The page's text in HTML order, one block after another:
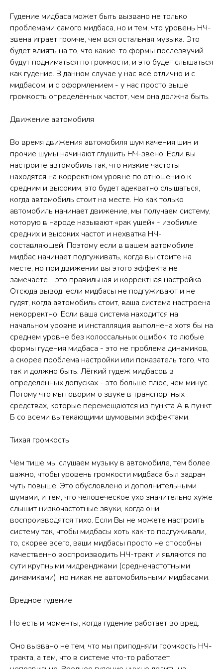
Гудение мидбаса может быть вызвано не только
проблемами самого мидбаса, но и тем, что уровень НЧ-
звена играет громче, чем вся остальная музыка. Это
будет влиять на то, что какие-то формы послезвучий
будут подниматься по громкости, и это будет слышаться
как гудение. В данном случае у нас всё отлично и с
мидбасом, и с оформлением - у нас просто выше
громкость определённых частот, чем она должна быть.
Движение автомобиля
Во время движения автомобиля шум качения шин и
прочие шумы начинают глушить НЧ-звено. Если вы
настроите автомобиль так, что низкие частоты
находятся на корректном уровне по отношению к
средним и высоким, это будет адекватно слышаться,
когда автомобиль стоит на месте. Но как только
автомобиль начинает движение, мы получаем систему,
которую в народе называют «рак ушей» - изобилие
средних и высоких частот и нехватка НЧ-
составляющей. Поэтому если в вашем автомобиле
мидбас начинает подгуживать, когда вы стоите на
месте, но при движении вы этого эффекта не
замечаете - это правильная и корректная настройка.
Отсюда вывод: если мидбасы не подгуживают и не
гудят, когда автомобиль стоит, ваша система настроена
некорректно. Если ваша система находится на
начальном уровне и инсталляция выполнена хотя бы на
среднем уровне без колоссальных ошибок, то любые
формы гудения мидбаса - это не проблема динамиков,
а скорее проблема настройки или показатель того, что
так и должно быть. Лёгкий гудеж мидбасов в
определённых допусках - это больше плюс, чем минус.
Потому что мы говорим о звуке в транспортных
средствах, которые перемещаются из пункта А в пункт
Б со всеми вытекающими шумовыми эффектами.
Тихая громкость
Чем тише мы слушаем музыку в автомобиле, тем более
важно, чтобы уровень громкости мидбаса был задран
чуть повыше. Это обусловлено и дополнительными
шумами, и тем, что человеческое ухо значительно хуже
слышит низкочастотные звуки, когда они
воспроизводятся тихо. Если Вы не можете настроить
систему так, чтобы мидбасы хоть как-то подгуживали,
то, скорее всего, ваши мидбасы просто не способны
качественно воспроизводить НЧ-тракт и являются по
сути крупными мидренджами (среднечастотными
динамиками), но никак не автомобильными мидбасами.
Вредное гудение
Но есть и моменты, когда гудение работает во вред.
Оно вызвано не тем, что мы приподняли громкость НЧ-
тракта, а тем, что в системе что-то работает